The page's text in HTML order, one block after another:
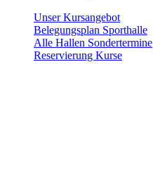
Unser Kursangebot
Belegungsplan Sporthalle
Alle Hallen Sondertermine
Reservierung Kurse